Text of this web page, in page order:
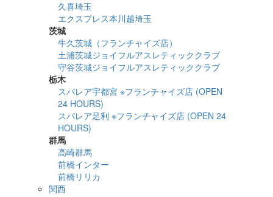
久喜埼玉
エクスプレス本川越埼玉
茨城
牛久茨城（フランチャイズ店）
土浦茨城ジョイフルアスレティッククラブ
守谷茨城ジョイフルアスレティッククラブ
栃木
スパレア宇都宮 ※フランチャイズ店 (OPEN
24 HOURS)
スパレア足利 ※フランチャイズ店 (OPEN 24
HOURS)
群馬
高崎群馬
前橋インター
前橋リリカ
関西